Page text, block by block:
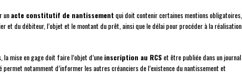
unacte constitutif de nantissement qui doit contenir certaines mentions obligatoires,
et du débiteur, l’objet et le montant du prêt, ainsi que le délai pour procéder à la réalisation
mise en gage doit faire l’objet d’uneinscription au RCS et être publiée dans un journal
permet notamment d’informer les autres créanciers de l’existence du nantissement et